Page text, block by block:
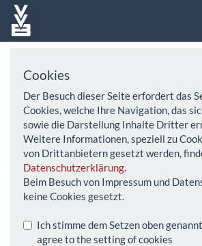
Cookies
Der Besuch dieser Seite erfordert das
Cookies, welche Ihre Navigation, das
sowie die Darstellung Inhalte Dritter
Weitere Informationen, speziell zu
von Drittanbietern gesetzt werden,
Datenschutzerklärung.
Beim Besuch von Impressum und
keine Cookies gesetzt.
Ich stimme dem Setzen oben
agree to the setting of cookies